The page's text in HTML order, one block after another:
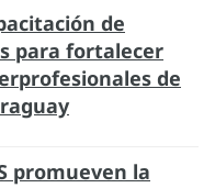
de
para fortalecer
de
promueven la